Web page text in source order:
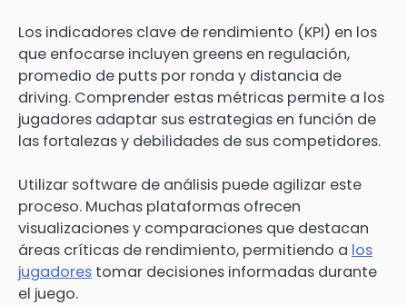
Los indicadores clave de rendimiento (KPI) en los
que enfocarse incluyen greens en regulación,
promedio de putts por ronda y distancia de
driving. Comprender estas métricas permite a los
jugadores adaptar sus estrategias en función de
las fortalezas y debilidades de sus competidores.
Utilizar software de análisis puede agilizar este
proceso. Muchas plataformas ofrecen
visualizaciones y comparaciones que destacan
áreas críticas de rendimiento, permitiendo a los
jugadores tomar decisiones informadas durante
el juego.